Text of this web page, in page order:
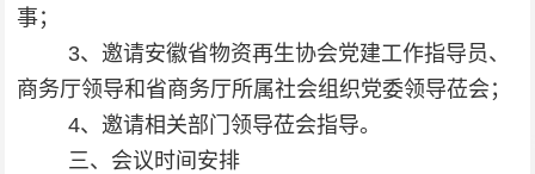
事；
3、邀请安徽省物资再生协会党建工作指导员、
商务厅领导和省商务厅所属社会组织党委领导莅会；
4、邀请相关部门领导莅会指导。
三、会议时间安排